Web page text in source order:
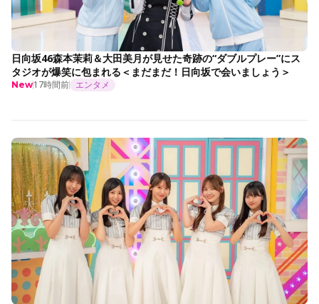
日向坂46森本茉莉＆大田美月が見せた奇跡の“ダブルプレー”にス
タジオが爆笑に包まれる＜まだまだ！日向坂で会いましょう＞
New17時間前 エンタメ